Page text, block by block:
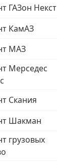
ГАЗон Некст
КамАЗ
МАЗ
Мерседес
Скания
Шакман
грузовых